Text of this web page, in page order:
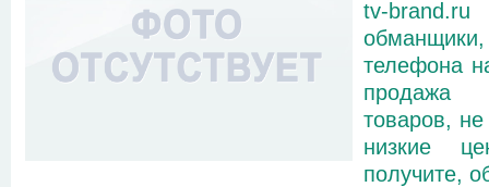
tv-
телефона
продажа
товаров,
низкие
получите,